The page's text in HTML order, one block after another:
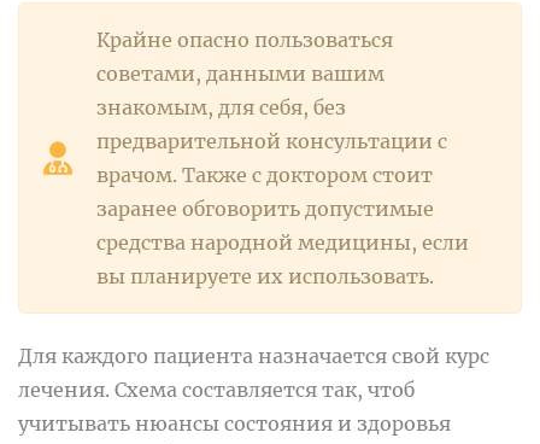
Крайне опасно пользоваться
советами, данными вашим
знакомым, для себя, без
предварительной консультации с
врачом. Также с доктором стоит
заранее обговорить допустимые
средства народной медицины, если
вы планируете их использовать.
Для каждого пациента назначается свой курс
лечения. Схема составляется так, чтоб
учитывать нюансы состояния и здоровья